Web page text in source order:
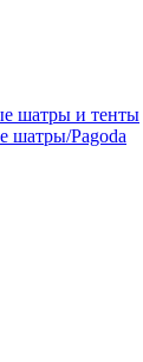
шатры и тенты
шатры/Pagoda